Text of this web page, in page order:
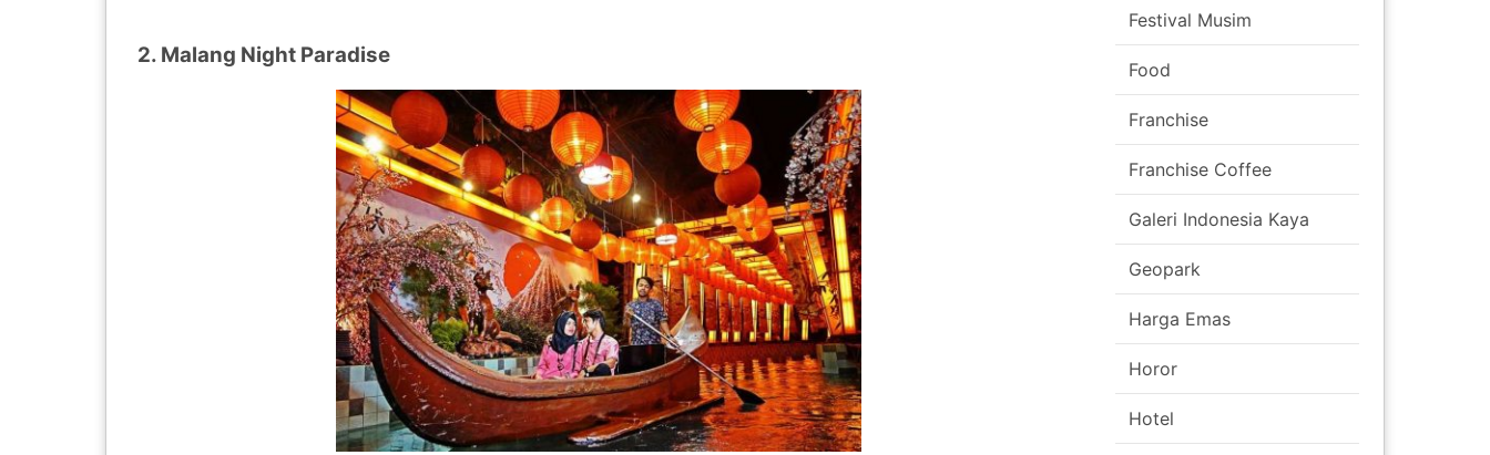
2. Malang Night Paradise
Festival Musim
Food
Franchise
Franchise Coffee
Galeri Indonesia Kaya
Geopark
Harga Emas
Horor
Hotel